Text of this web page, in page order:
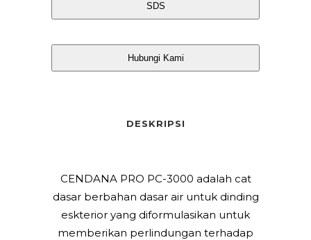
SDS
Hubungi Kami
DESKRIPSI
CENDANA PRO PC-3000 adalah cat
dasar berbahan dasar air untuk dinding
eskterior yang diformulasikan untuk
memberikan perlindungan terhadap